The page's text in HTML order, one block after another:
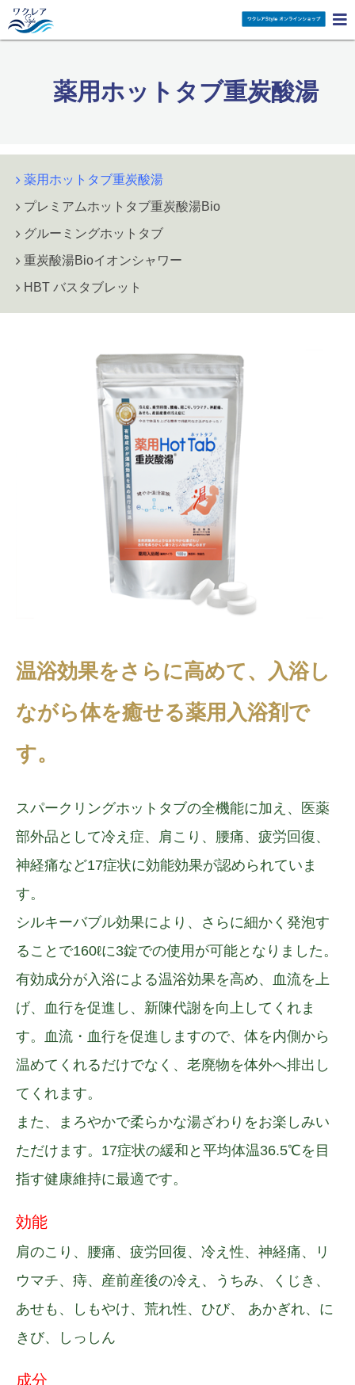

薬用ホットタブ重炭酸湯
薬用ホットタブ重炭酸湯
プレミアムホットタブ重炭酸湯Bio
グルーミングホットタブ
重炭酸湯Bioイオンシャワー
HBT バスタブレット
温浴効果をさらに高めて、入浴し
ながら体を癒せる薬用入浴剤で
す。
スパークリングホットタブの全機能に加え、医薬
部外品として冷え症、肩こり、腰痛、疲労回復、
神経痛など17症状に効能効果が認められていま
す。
シルキーバブル効果により、さらに細かく発泡す
ることで160ℓに3錠での使用が可能となりました。
有効成分が入浴による温浴効果を高め、血流を上
げ、血行を促進し、新陳代謝を向上してくれま
す。血流・血行を促進しますので、体を内側から
温めてくれるだけでなく、老廃物を体外へ排出し
てくれます。
また、まろやかで柔らかな湯ざわりをお楽しみい
ただけます。17症状の緩和と平均体温36.5℃を目
指す健康維持に最適です。
効能
肩のこり、腰痛、疲労回復、冷え性、神経痛、リ
ウマチ、痔、産前産後の冷え、うちみ、くじき、
あせも、しもやけ、荒れ性、ひび、 あかぎれ、に
きび、しっしん
成分